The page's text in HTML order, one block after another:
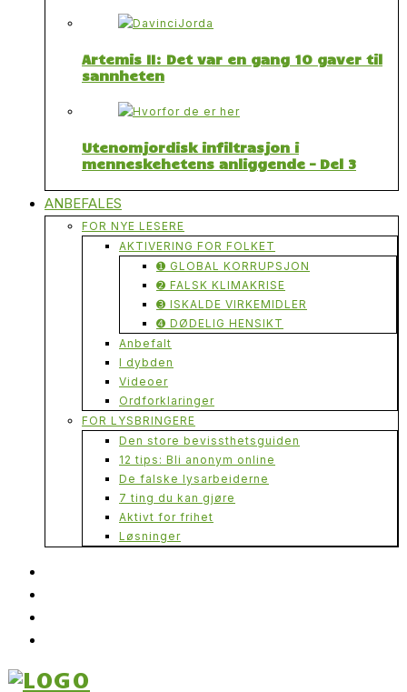
Artemis II: Det var en gang 10 gaver til
sannheten
Utenomjordisk infiltrasjon i
menneskehetens anliggende – Del 3
ANBEFALES
FOR NYE LESERE
AKTIVERING FOR FOLKET
➊ GLOBAL KORRUPSJON
➋ FALSK KLIMAKRISE
➌ ISKALDE VIRKEMIDLER
➍ DØDELIG HENSIKT
Anbefalt
I dybden
Videoer
Ordforklaringer
FOR LYSBRINGERE
Den store bevissthetsguiden
12 tips: Bli anonym online
De falske lysarbeiderne
7 ting du kan gjøre
Aktivt for frihet
Løsninger